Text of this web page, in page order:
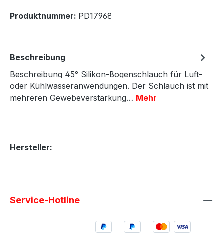
Produktnummer: PD17968
Beschreibung
Beschreibung 45° Silikon-Bogenschlauch für Luft-
oder Kühlwasseranwendungen. Der Schlauch ist mit
mehreren Gewebeverstärkung… Mehr
Hersteller:
Service-Hotline